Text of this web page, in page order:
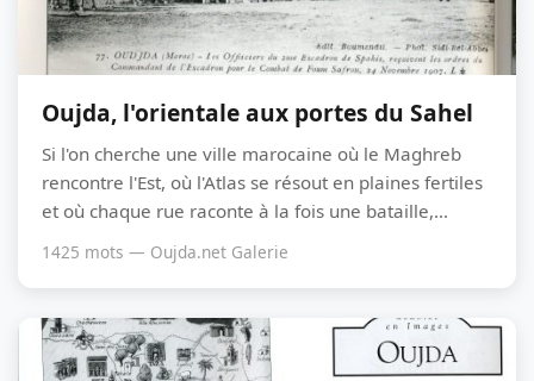
Oujda, l'orientale aux portes du Sahel
Si l'on cherche une ville marocaine où le Maghreb
rencontre l'Est, où l'Atlas se résout en plaines fertiles
et où chaque rue raconte à la fois une bataille,...
1425 mots — Oujda.net Galerie